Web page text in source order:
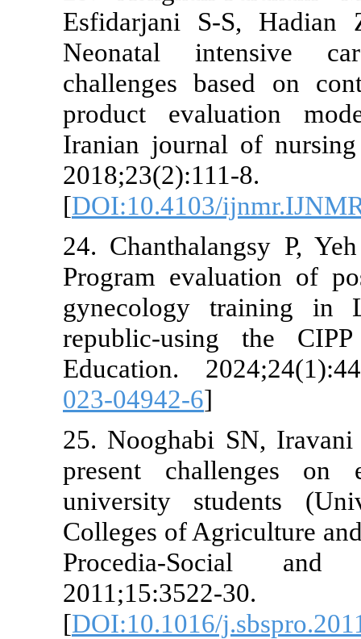
Esfidarjani
Neonatal
challenges
product
Iranian
[
24.
Program
gynecology
republic-
Education.
023-04942-6
25.
present
university
Colleges of
Procedia-
[